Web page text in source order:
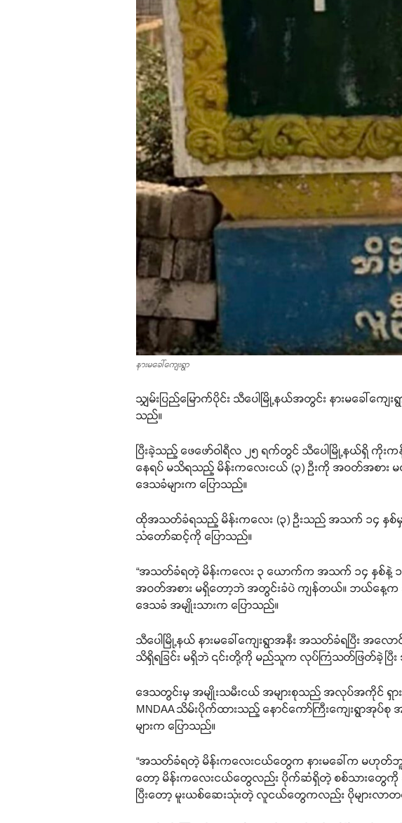
နားမခေါ်ကျေးရွာ
သျှမ်းပြည်မြောက်ပိုင်း သီပေါမြို့နယ်အတွင်း နားမခေါ်ကျ
သည်။
ပြီးခဲ့သည့် ဖေဖော်ဝါရီလ ၂၅ ရက်တွင် သီပေါမြို့နယ်ရှိ ကိုးက
နေရပ် မသိရသည့် မိန်းကလေးငယ် (၃) ဦးကို အဝတ်အစား မ
ဒေသခံများက ပြောသည်။
ထိုအသတ်ခံရသည့် မိန်းကလေး (၃) ဦးသည် အသက် ၁၄ နှစ်မှ ၁
သံတော်ဆင့်ကို ပြောသည်။
“အသတ်ခံရတဲ့ မိန်းကလေး ၃ ယောက်က အသက် ၁၄ နှစ်နဲ့ ၁၈
အဝတ်အစား မရှိတော့ဘဲ အတွင်းခံပဲ ကျန်တယ်။ ဘယ်နေ့က ဆုံ
ဒေသခံ အမျိုးသားက ပြောသည်။
သီပေါမြို့နယ် နားမခေါ်ကျေးရွာအနီး အသတ်ခံရပြီး အ
သိရှိရခြင်း မရှိဘဲ ၎င်းတို့ကို မည်သူက လုပ်ကြံသတ်ဖြတ်ခဲ့ပြီး
ဒေသတွင်းမှ အမျိုးသမီးငယ် အများစုသည် အလုပ်အကိုင် ရှာ
MNDAA သိမ်းပိုက်ထားသည့် နောင်ကော်ကြီးကျေးရွာအုပ်
များက ပြောသည်။
“အသတ်ခံရတဲ့ မိန်းကလေးငယ်တွေက နားမခေါ်က မဟုတ်ဘူ
တော့ မိန်းကလေးငယ်တွေလည်း ပိုက်ဆံရှိတဲ့ စစ်သားတွေကို ခ
ပြီးတော့ မူးယစ်ဆေးသုံးတဲ့ လူငယ်တွေကလည်း ပိုများလာ